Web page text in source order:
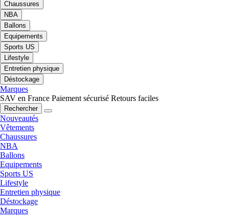
Chaussures
NBA
Ballons
Equipements
Sports US
Lifestyle
Entretien physique
Déstockage
Marques
SAV en France Paiement sécurisé Retours faciles
Rechercher
Nouveautés
Vêtements
Chaussures
NBA
Ballons
Equipements
Sports US
Lifestyle
Entretien physique
Déstockage
Marques